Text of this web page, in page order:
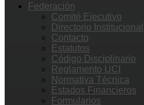
Federación
Comité Ejecutivo
Directorio Institucional
Contacto
Estatutos
Código Disciplinario
Reglamento UCI
Normativa Técnica
Estados Financieros
Formularios